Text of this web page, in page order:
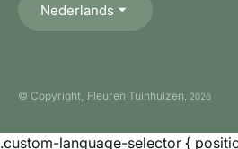
Nederlands
© Copyright, Fleuren Tuinhuizen, 2026
.custom-language-selector {